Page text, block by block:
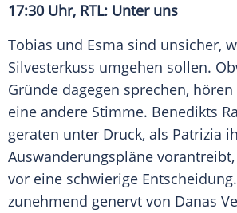
17:30 Uhr, RTL: Unter uns
Tobias und Esma sind unsicher,
Silvesterkuss umgehen sollen.
Gründe dagegen sprechen,
eine andere Stimme. Benedikts
geraten unter Druck, als Patrizia
Auswanderungspläne
vor eine schwierige
zunehmend genervt von Danas